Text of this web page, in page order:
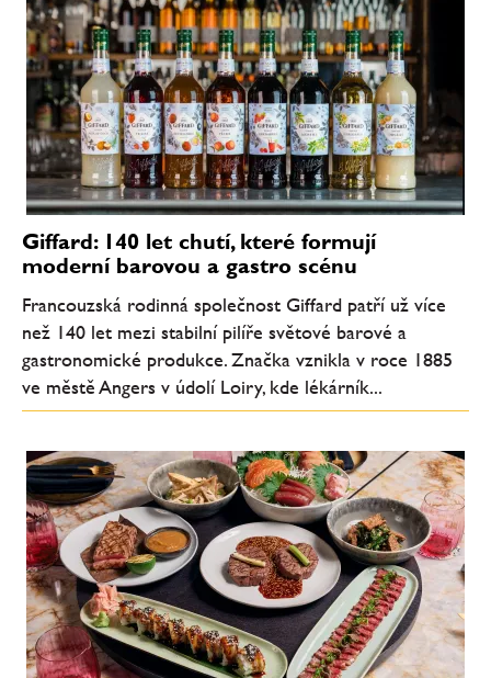
Giffard: 140 let chutí, které formují
moderní barovou a gastro scénu
Francouzská rodinná společnost Giffard patří už více
než 140 let mezi stabilní pilíře světové barové a
gastronomické produkce. Značka vznikla v roce 1885
ve městě Angers v údolí Loiry, kde lékárník...